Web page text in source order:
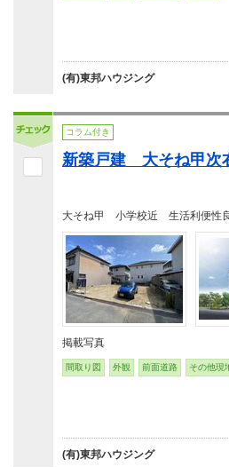
(有)東邦ハウジング
コラム付き
新築戸建 大そね甲
大そね甲 小学校近 生活利便性
掲載写真
間取り図 外観 前面道路 その他現
(有)東邦ハウジング